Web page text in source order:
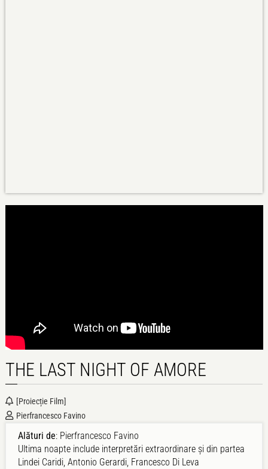
THE LAST NIGHT OF AMORE
[proiecție Film]
Pierfrancesco Favino
Alături de: Pierfrancesco Favino
Ultima noapte include interpretări extraordinare și din partea
Lindei Caridi, Antonio Gerardi, Francesco Di Leva